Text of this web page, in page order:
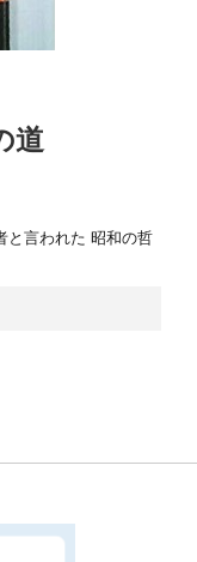
道
言われた 昭和の哲